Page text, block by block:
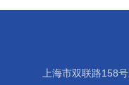
上海市双联路158